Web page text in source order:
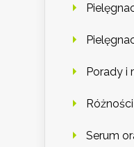
Porady i
Różności
Serum